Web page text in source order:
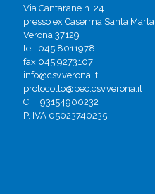
Via Cantarane n. 24
presso ex Caserma Santa Marta
Verona 37129
tel. 045 8011978
fax 045 9273107
info@csv.verona.it
protocollo@pec.csv.verona.it
C.F. 93154900232
P. IVA 05023740235